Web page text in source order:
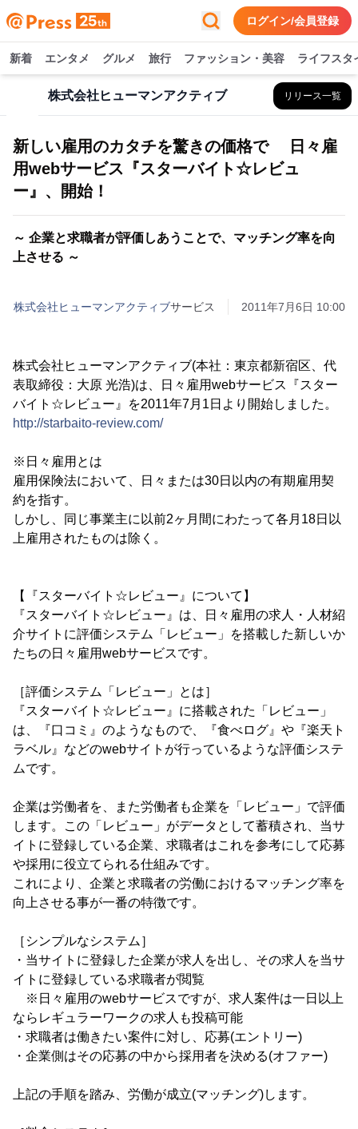
ログイン/会員登録
新着 エンタメ グルメ 旅行 ファッション・美容 ライフスタ
株式会社ヒューマンアクティブ リリース一覧
新しい雇用のカタチを驚きの価格で 日々雇
用webサービス『スターバイト☆レビュ
ー』、開始！
～ 企業と求職者が評価しあうことで、マッチング率を向
上させる ～
株式会社ヒューマンアクティブサービス 2011年7月6日 10:00
株式会社ヒューマンアクティブ(本社：東京都新宿区、代
表取締役：大原 光浩)は、日々雇用webサービス『スター
バイト☆レビュー』を2011年7月1日より開始しました。
http://starbaito-review.com/
※日々雇用とは
雇用保険法において、日々または30日以内の有期雇用契
約を指す。
しかし、同じ事業主に以前2ヶ月間にわたって各月18日以
上雇用されたものは除く。
【『スターバイト☆レビュー』について】
『スターバイト☆レビュー』は、日々雇用の求人・人材紹
介サイトに評価システム「レビュー」を搭載した新しいか
たちの日々雇用webサービスです。
［評価システム「レビュー」とは］
『スターバイト☆レビュー』に搭載された「レビュー」
は、『口コミ』のようなもので、『食べログ』や『楽天ト
ラベル』などのwebサイトが行っているような評価システ
ムです。
企業は労働者を、また労働者も企業を「レビュー」で評価
します。この「レビュー」がデータとして蓄積され、当サ
イトに登録している企業、求職者はこれを参考にして応募
や採用に役立てられる仕組みです。
これにより、企業と求職者の労働におけるマッチング率を
向上させる事が一番の特徴です。
［シンプルなシステム］
・当サイトに登録した企業が求人を出し、その求人を当サ
イトに登録している求職者が閲覧
※日々雇用のwebサービスですが、求人案件は一日以上
ならレギュラーワークの求人も投稿可能
・求職者は働きたい案件に対し、応募(エントリー)
・企業側はその応募の中から採用者を決める(オファー)
上記の手順を踏み、労働が成立(マッチング)します。